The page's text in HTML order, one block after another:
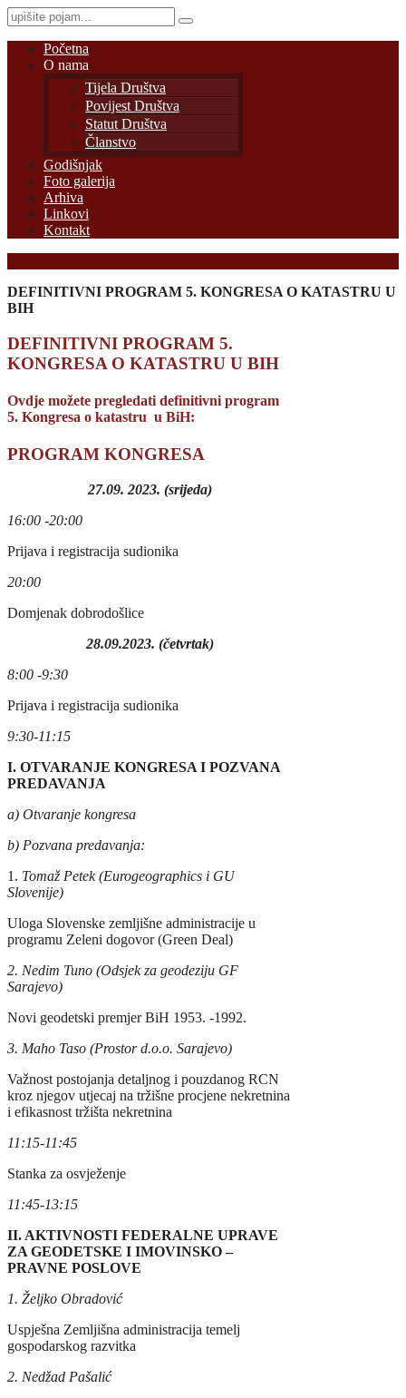
Početna
O nama
Tijela Društva
Povijest Društva
Statut Društva
Članstvo
Godišnjak
Foto galerija
Arhiva
Linkovi
Kontakt
DEFINITIVNI PROGRAM 5. KONGRESA O KATASTRU U
BIH
DEFINITIVNI PROGRAM 5.
KONGRESA O KATASTRU U BIH
Ovdje možete pregledati definitivni program
5. Kongresa o katastru u BiH:
PROGRAM KONGRESA
27.09. 2023. (srijeda)
16:00 -20:00
Prijava i registracija sudionika
20:00
Domjenak dobrodošlice
28.09.2023. (četvrtak)
8:00 -9:30
Prijava i registracija sudionika
9:30-11:15
I. OTVARANJE KONGRESA I POZVANA
PREDAVANJA
a) Otvaranje kongresa
b) Pozvana predavanja:
1. Tomaž Petek (Eurogeographics i GU
Slovenije)
Uloga Slovenske zemljišne administracije u
programu Zeleni dogovor (Green Deal)
2. Nedim Tuno (Odsjek za geodeziju GF
Sarajevo)
Novi geodetski premjer BiH 1953. -1992.
3. Maho Taso (Prostor d.o.o. Sarajevo)
Važnost postojanja detaljnog i pouzdanog RCN
kroz njegov utjecaj na tržišne procjene nekretnina
i efikasnost tržišta nekretnina
11:15-11:45
Stanka za osvježenje
11:45-13:15
II. AKTIVNOSTI FEDERALNE UPRAVE
ZA GEODETSKE I IMOVINSKO –
PRAVNE POSLOVE
1. Željko Obradović
Uspješna Zemljišna administracija temelj
gospodarskog razvitka
2. Nedžad Pašalić